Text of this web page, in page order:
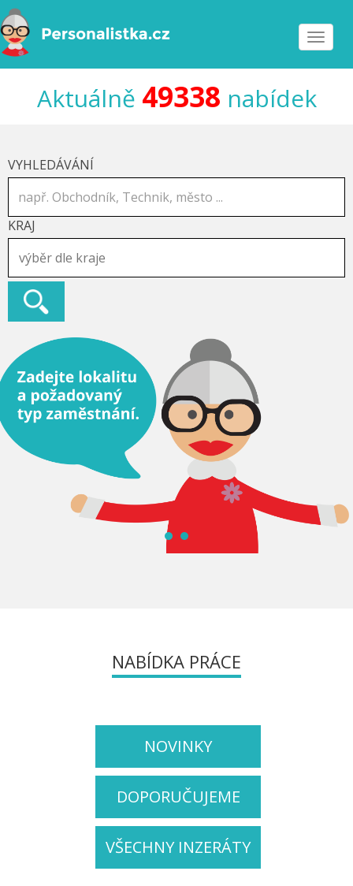
Toggle
Aktuálně 49338 nabídek
VYHLEDÁVÁNÍ
KRAJ
NABÍDKA PRÁCE
NOVINKY
DOPORUČUJEME
VŠECHNY INZERÁTY